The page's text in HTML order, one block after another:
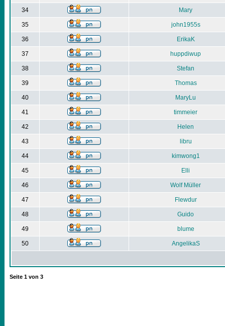
34 Mary
35 john1955s
36 ErikaK
37 huppdiwup
38 Stefan
39 Thomas
40 MaryLu
41 timmeier
42 Helen
43 libru
44 kimwong1
45 Elli
46 Wolf Müller
47 Flewdur
48 Guido
49 blume
50 AngelikaS
Seite 1 von 3